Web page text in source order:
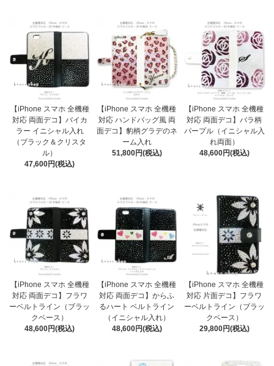
【iPhone スマホ 全機種
対応 両面デコ】バイカ
ラー イニシャル入れ
（ブラック＆クリスタ
ル）
47,600円(税込)
【iPhone スマホ 全機種
対応 ハンドバッグ風 両
面デコ】豹柄グラデのネ
ーム入れ
51,800円(税込)
【iPhone スマホ 全機種
対応 両面デコ】バラ柄
パープル（イニシャル入
れ両面）
48,600円(税込)
【iPhone スマホ 全機種
対応 両面デコ】フラワ
ーベルトライン（ブラッ
クベース）
48,600円(税込)
【iPhone スマホ 全機種
対応 両面デコ】からふ
るハート ベルトライン
（イニシャル入れ）
48,600円(税込)
【iPhone スマホ 全機種
対応 片面デコ】フラワ
ーベルトライン（ブラッ
クベース）
29,800円(税込)